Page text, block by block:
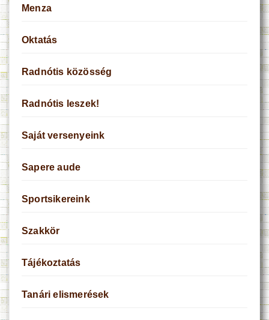
Menza
Oktatás
Radnótis közösség
Radnótis leszek!
Saját versenyeink
Sapere aude
Sportsikereink
Szakkör
Tájékoztatás
Tanári elismerések